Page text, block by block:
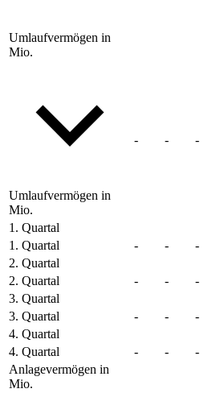
Umlaufvermögen in
Mio.
Umlaufvermögen in
Mio.
- - -
1. Quartal
1. Quartal
- - -
2. Quartal
2. Quartal
- - -
3. Quartal
3. Quartal
- - -
4. Quartal
4. Quartal
- - -
Anlagevermögen in
Mio.